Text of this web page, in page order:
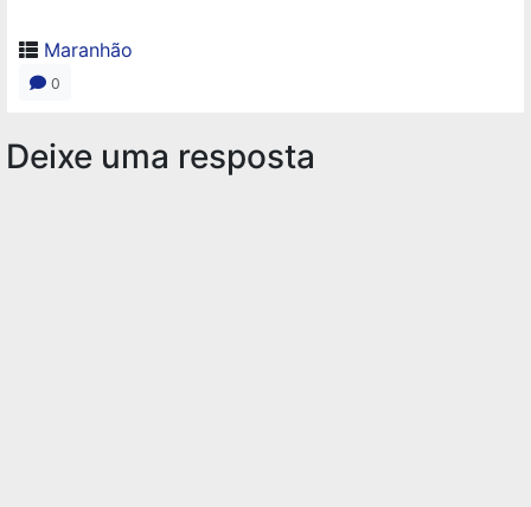
Maranhão
0
Deixe uma resposta